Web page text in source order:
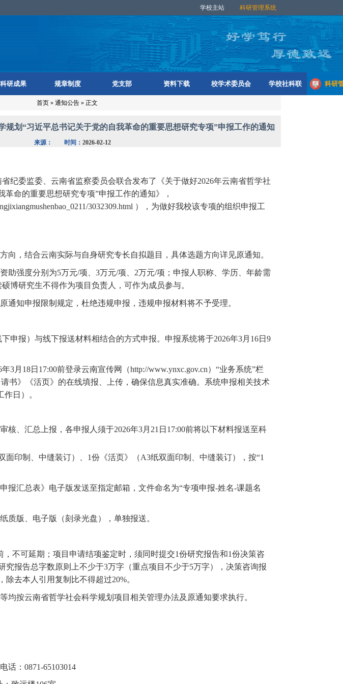
科研管理系统
学校主站
科研成果 规章制度 党支部 资料下载 校学术委员会 学校社科联 科研
首页 » 通知公告 » 正文
规划“习近平总书记关于党的自我革命的重要思想研究专项”申报工作的通知
来源： 时间： 2026-02-12
纪委监委、云南省监察委员会联合发布了《关于做好2026年云南省哲学社
命的重要思想研究专项”申报工作的通知》，
3032309.html ）， 为做好我校该专项的组织申报工
向，结合云南实际与自身研究专长自拟题目，具体选题方向详见原通知。
助强度分别为5万元/项、3万元/项、2万元/项；申报人职称、学历、年龄需
博研究生不得作为项目负责人，可作为成员参与。
通知申报限制规定，杜绝违规申报，违规申报材料将不予受理。
申报）与线下报送材料相结合的方式申报。申报系统将于2026年3月16日9
3月 18日 17:00前登录云南宣传网（http://www.ynxc.gov.cn）“业务系统”栏
书》《活页》的在线填报、上传，确保信息真实准确。 系统申报相关技术
作日）。
核、汇总上报，各申报人须于2026年3月21 日 17:00前将以下材料报送至科
面印制、中缝装订）、1份《活页》（A3纸双面印制、中缝装订），按“1
报汇总表》电子版发送至指定邮箱，文件命名为“专项申报-姓名-课题名
质版、电子版（刻录光盘），单独报送。
，不可延期； 项目申请结项鉴定时，须同时提交1份研究报告和1份决策咨
究报告总字数原则上不少于3万字（重点项目不少于5万字），决策咨询报
去本人引用复制比不得超过20%。
均按云南省哲学社会科学规划项目相关管理办法及原通知要求执行。
话： 0871-65103014